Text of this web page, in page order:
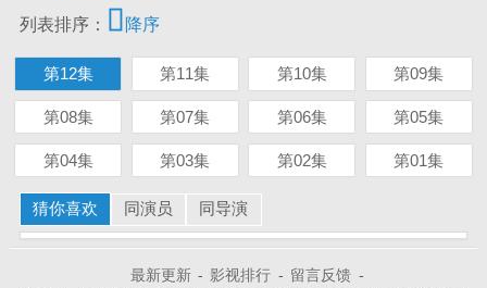
列表排序：  降序
第12集 第11集 第10集 第09集
第08集 第07集 第06集 第05集
第04集 第03集 第02集 第01集
猜你喜欢 同演员 同导演
最新更新 - 影视排行 - 留言反馈 -